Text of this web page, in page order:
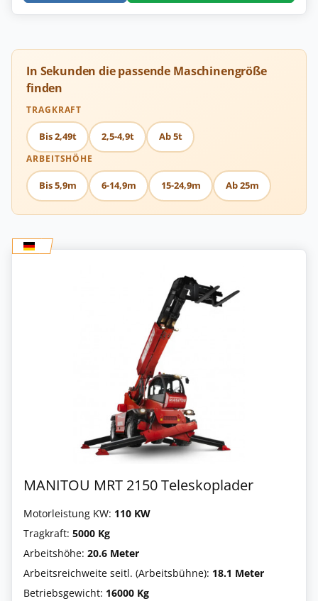
In Sekunden die passende Maschinengröße
finden
TRAGKRAFT
Bis 2,49t 2,5-4,9t Ab 5t
ARBEITSHÖHE
Bis 5,9m 6-14,9m 15-24,9m Ab 25m
MANITOU MRT 2150 Teleskoplader
Motorleistung KW: 110 KW
Tragkraft: 5000 Kg
Arbeitshöhe: 20.6 Meter
Arbeitsreichweite seitl. (Arbeitsbühne): 18.1 Meter
Betriebsgewicht: 16000 Kg